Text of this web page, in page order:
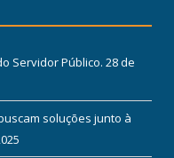
Servidor Público. 28 de
soluções junto à